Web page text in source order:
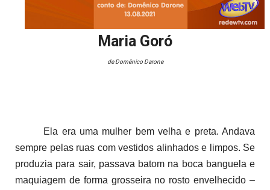
Maria Goró
deDomênico Darone
Ela era uma mulher bem velha e preta. Andava
sempre pelas ruas com vestidos alinhados e limpos. Se
produzia para sair, passava batom na boca banguela e
maquiagem de forma grosseira no rosto envelhecido –